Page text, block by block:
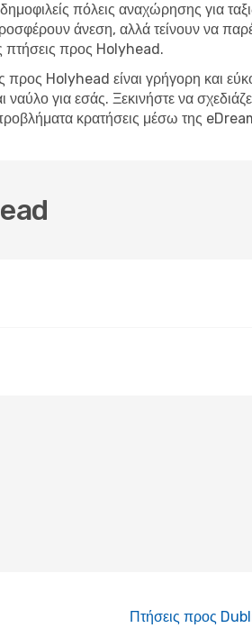
πόλεις αναχώρησης για
άνεση, αλλά τείνουν να
πτήσεις προς Holyhead.
Holyhead είναι γρήγορη και
για εσάς. Ξεκινήστε να
κρατήσεις μέσω της
Πτήσεις προς